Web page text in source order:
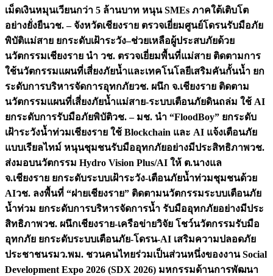
เม็ดเงินหมุนเวียนกว่า 5 ล้านบาท หนุน SMEs ภาคใต้เติบโต
อย่างยั่งยืนวช. – จังหวัดเชียงราย ตรวจเยี่ยมศูนย์โดรนรับมือภัย
พิบัติแม่สาย ยกระดับเฝ้าระวัง–ช่วยเหลือผู้ประสบภัยด้วย
นวัตกรรมเชียงราย นำ วช. ตรวจเยี่ยมพื้นที่แม่สาย ติดตามการ
ใช้นวัตกรรมแผนที่เสี่ยงภัยน้ำและเทคโนโลยีเสริมคันกั้นน้ำ ยก
ระดับการบริหารจัดการอุทกภัยวช. ผนึก จ.เชียงราย ติดตาม
นวัตกรรมแผนที่เสี่ยงภัยน้ำแม่สาย-ระบบเตือนภัยดินถล่ม ใช้ AI
ยกระดับการรับมือภัยพิบัติวช. – มช. นำ “FloodBoy” ยกระดับ
เฝ้าระวังน้ำท่วมเชียงราย ใช้ Blockchain และ AI แจ้งเตือนภัย
แบบเรียลไทม์ หนุนชุมชนรับมืออุทกภัยอย่างมีประสิทธิภาพวช.
ส่งมอบนวัตกรรม Hydro Vision Plus/AI ให้ ต.นางแล
จ.เชียงราย ยกระดับระบบเฝ้าระวัง-เตือนภัยน้ำท่วมชุมชนด้วย
AIวช. ลงพื้นที่ “ฝายเชียงราย” ติดตามนวัตกรรมระบบเตือนภัย
น้ำท่วม ยกระดับการบริหารจัดการน้ำ รับมืออุทกภัยอย่างมีประ
สิทธิภาพวช. ผนึกเชียงราย-เครือข่ายวิจัย โชว์นวัตกรรมรับมือ
อุทกภัย ยกระดับระบบเตือนภัย-โดรน-AI เสริมความปลอดภัย
ประชาชนรมว.พม. ชวนคนไทยร่วมเป็นส่วนหนึ่งของงาน Social
Development Expo 2026 (SDX 2026) มหกรรมด้านการพัฒนา